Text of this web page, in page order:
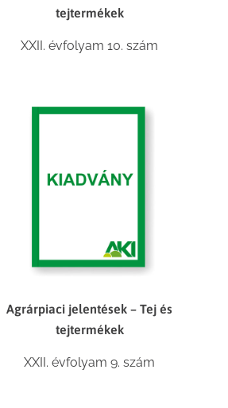
tejtermékek
XXII. évfolyam 10. szám
Agrárpiaci jelentések – Tej és
tejtermékek
XXII. évfolyam 9. szám